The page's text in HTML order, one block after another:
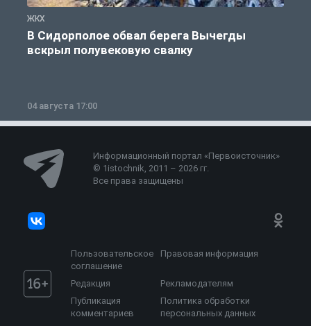
ЖКХ
В Сидорполое обвал берега Вычегды
вскрыл полувековую свалку
04 августа 17:00
Информационный портал «Первоисточник»
© 1istochnik, 2011 – 2026 гг.
Все права защищены
Пользовательское
соглашение
Правовая информация
Редакция
Рекламодателям
Публикация
комментариев
Политика обработки
персональных данных